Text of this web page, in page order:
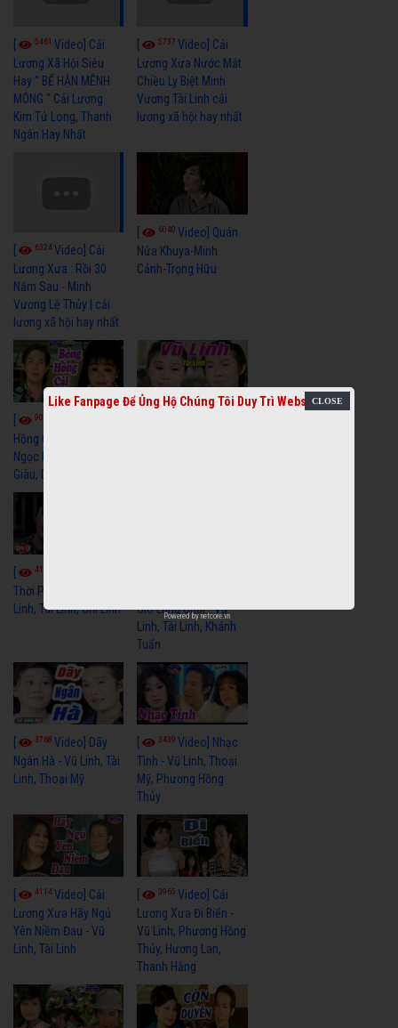
5461 Video] Cải
Lương Xã Hội Siêu
Hay " BỂ HẬN MÊNH
MÔNG " Cải Lương
Kim Tử Long, Thanh
Ngân Hay Nhất
5737Video] Cải
Lương Xưa Nước Mắt
Chiều Ly Biệt Minh
Vương Tài Linh cải
lương xã hội hay nhất
6324Video] Cải
Lương Xưa : Rồi 30
Năm Sau - Minh
Vương Lệ Thủy | cải
lương xã hội hay nhất
6040Video] Quán
Nửa Khuya-Minh
Cảnh-Trọng Hữu
9058
Hồng Cài Áo - Vũ Linh,
Ngọc Huyền, Ngọc
Giàu, Diệp Lang
4110
Thời Phóng Đãng - Vũ
Linh, Tài Linh, Chí Linh
Gió Làng Chài - Vũ
Linh, Tài Linh, Khánh
Tuấn
3768 Video] Dãy
Ngân Hà - Vũ Linh, Tài
Linh, Thoại Mỹ
3439Video] Nhạc
Tình - Vũ Linh, Thoại
Mỹ, Phương Hồng
Thủy
4114Video] Cải
Lương Xưa Hãy Ngủ
Yên Niềm Đau - Vũ
Linh, Tài Linh
3965Video] Cải
Lương Xưa Đi Biển -
Vũ Linh, Phương Hồng
Thủy, Hương Lan,
Thanh Hằng
Like Fanpage Để Ủng Hộ Chúng Tôi Duy Trì Website
Powered bynetcore.vn